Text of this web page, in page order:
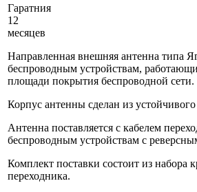
Гаратния
12
месяцев
Направленная внешняя антенна типа
беспроводным устройствам,
площади покрытия беспроводной сети.
Корпус антенны сделан из
Антенна поставляется с кабелем
беспроводным устройствам с
Комплект поставки состоит из набора
переходника.